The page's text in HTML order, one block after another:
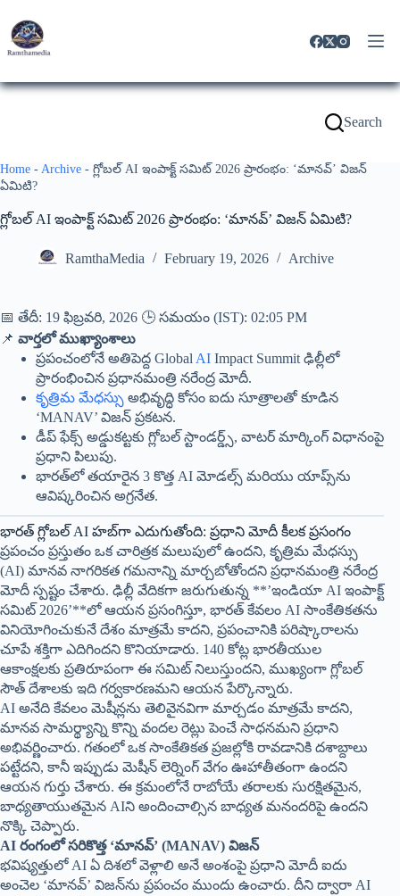
Search
Home - Archive - గ్లోబల్ AI ఇంపాక్ట్ సమిట్ 2026 ప్రారంభం: ‘మానవ్’ విజన్
ఏమిటి?
గ్లోబల్ AI ఇంపాక్ట్ సమిట్ 2026 ప్రారంభం: ‘మానవ్’ విజన్ ఏమిటి?
RamthaMedia February 19, 2026 Archive
📅 తేదీ: 19 ఫిబ్రవరి, 2026 🕒 సమయం (IST): 02:05 PM
📌 వార్తలో ముఖ్యాంశాలు
ప్రపంచంలోనే అతిపెద్ద Global AI Impact Summit ఢిల్లీలో
ప్రారంభించిన ప్రధానమంత్రి నరేంద్ర మోదీ.
కృత్రిమ మేధస్సు అభివృద్ధి కోసం ఐదు సూత్రాలతో కూడిన
‘MANAV’ విజన్ ప్రకటన.
డీప్ ఫేక్స్ అడ్డుకట్టకు గ్లోబల్ స్టాండర్డ్స్, వాటర్ మార్కింగ్ విధానంపై
ప్రధాని పిలుపు.
భారత్‌లో తయారైన 3 కొత్త AI మోడల్స్ మరియు యాప్స్‌ను
ఆవిష్కరించిన అగ్రనేత.
భారత్ గ్లోబల్ AI హబ్‌గా ఎదుగుతోంది: ప్రధాని మోదీ కీలక ప్రసంగం
ప్రపంచం ప్రస్తుతం ఒక చారిత్రక మలుపులో ఉందని, కృత్రిమ మేధస్సు
(AI) మానవ నాగరికత గమనాన్ని మార్చబోతోందని ప్రధానమంత్రి నరేంద్ర
మోదీ స్పష్టం చేశారు. ఢిల్లీ వేదికగా జరుగుతున్న **’ఇండియా AI ఇంపాక్ట్
సమిట్ 2026’**లో ఆయన ప్రసంగిస్తూ, భారత్ కేవలం AI సాంకేతికతను
వినియోగించుకునే దేశం మాత్రమే కాదని, ప్రపంచానికి పరిష్కారాలను
చూపే శక్తిగా ఎదిగిందని కొనియాడారు. 140 కోట్ల భారతీయుల
ఆకాంక్షలకు ప్రతిరూపంగా ఈ సమిట్ నిలుస్తుందని, ముఖ్యంగా గ్లోబల్
సౌత్ దేశాలకు ఇది గర్వకారణమని ఆయన పేర్కొన్నారు.
AI అనేది కేవలం మెషీన్లను తెలివైనవిగా మార్చడం మాత్రమే కాదని,
మానవ సామర్థ్యాన్ని కొన్ని వందల రెట్లు పెంచే సాధనమని ప్రధాని
అభివర్ణించారు. గతంలో ఒక సాంకేతికత ప్రజల్లోకి రావడానికి దశాబ్దాలు
పట్టేదని, కానీ ఇప్పుడు మెషీన్ లెర్నింగ్ వేగం ఊహాతీతంగా ఉందని
ఆయన గుర్తు చేశారు. ఈ క్రమంలోనే రాబోయే తరాలకు సురక్షితమైన,
బాధ్యతాయుతమైన AIని అందించాల్సిన బాధ్యత మనందరిపై ఉందని
నొక్కి చెప్పారు.
AI రంగంలో సరికొత్త ‘మానవ్’ (MANAV) విజన్
భవిష్యత్తులో AI ఏ దిశలో వెళ్లాలి అనే అంశంపై ప్రధాని మోదీ ఐదు
అంచెల ‘మానవ్’ విజన్‌ను ప్రపంచం ముందు ఉంచారు. దీని ద్వారా AI